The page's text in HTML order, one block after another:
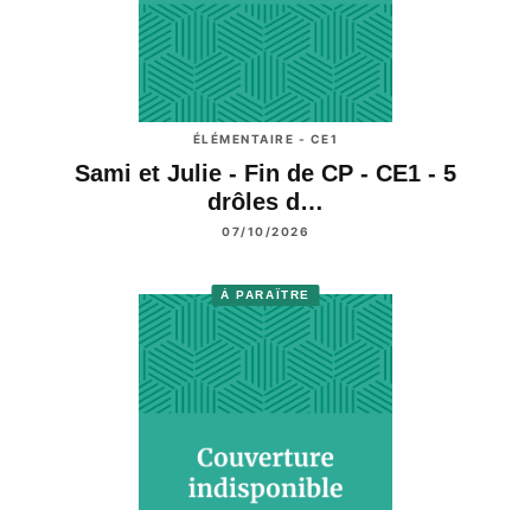
ÉLÉMENTAIRE - CE1
Sami et Julie - Fin de CP - CE1 - 5
drôles d…
07/10/2026
À PARAÎTRE